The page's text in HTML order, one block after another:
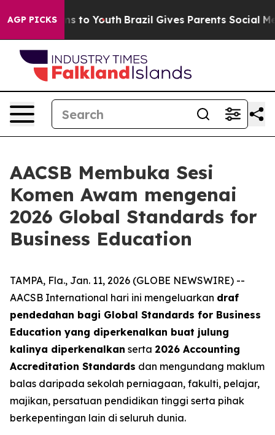
AGP PICKS
Harms to Youth Brazil Gives Parents Social Media
AACSB Membuka Sesi
Komen Awam mengenai
2026 Global Standards for
Business Education
TAMPA, Fla., Jan. 11, 2026 (GLOBE NEWSWIRE) --
AACSB International hari ini mengeluarkan draf
pendedahan bagi Global Standards for Business
Education yang diperkenalkan buat julung
kalinya diperkenalkan serta 2026 Accounting
Accreditation Standards dan mengundang maklum
balas daripada sekolah perniagaan, fakulti, pelajar,
majikan, persatuan pendidikan tinggi serta pihak
berkepentingan lain di seluruh dunia.